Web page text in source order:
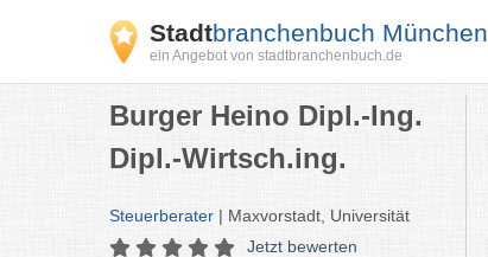
Stadtbranchenbuch München
ein Angebot von stadtbranchenbuch.de
Burger Heino Dipl.-Ing.
Dipl.-Wirtsch.ing.
Steuerberater | Maxvorstadt, Universität
Jetzt bewerten